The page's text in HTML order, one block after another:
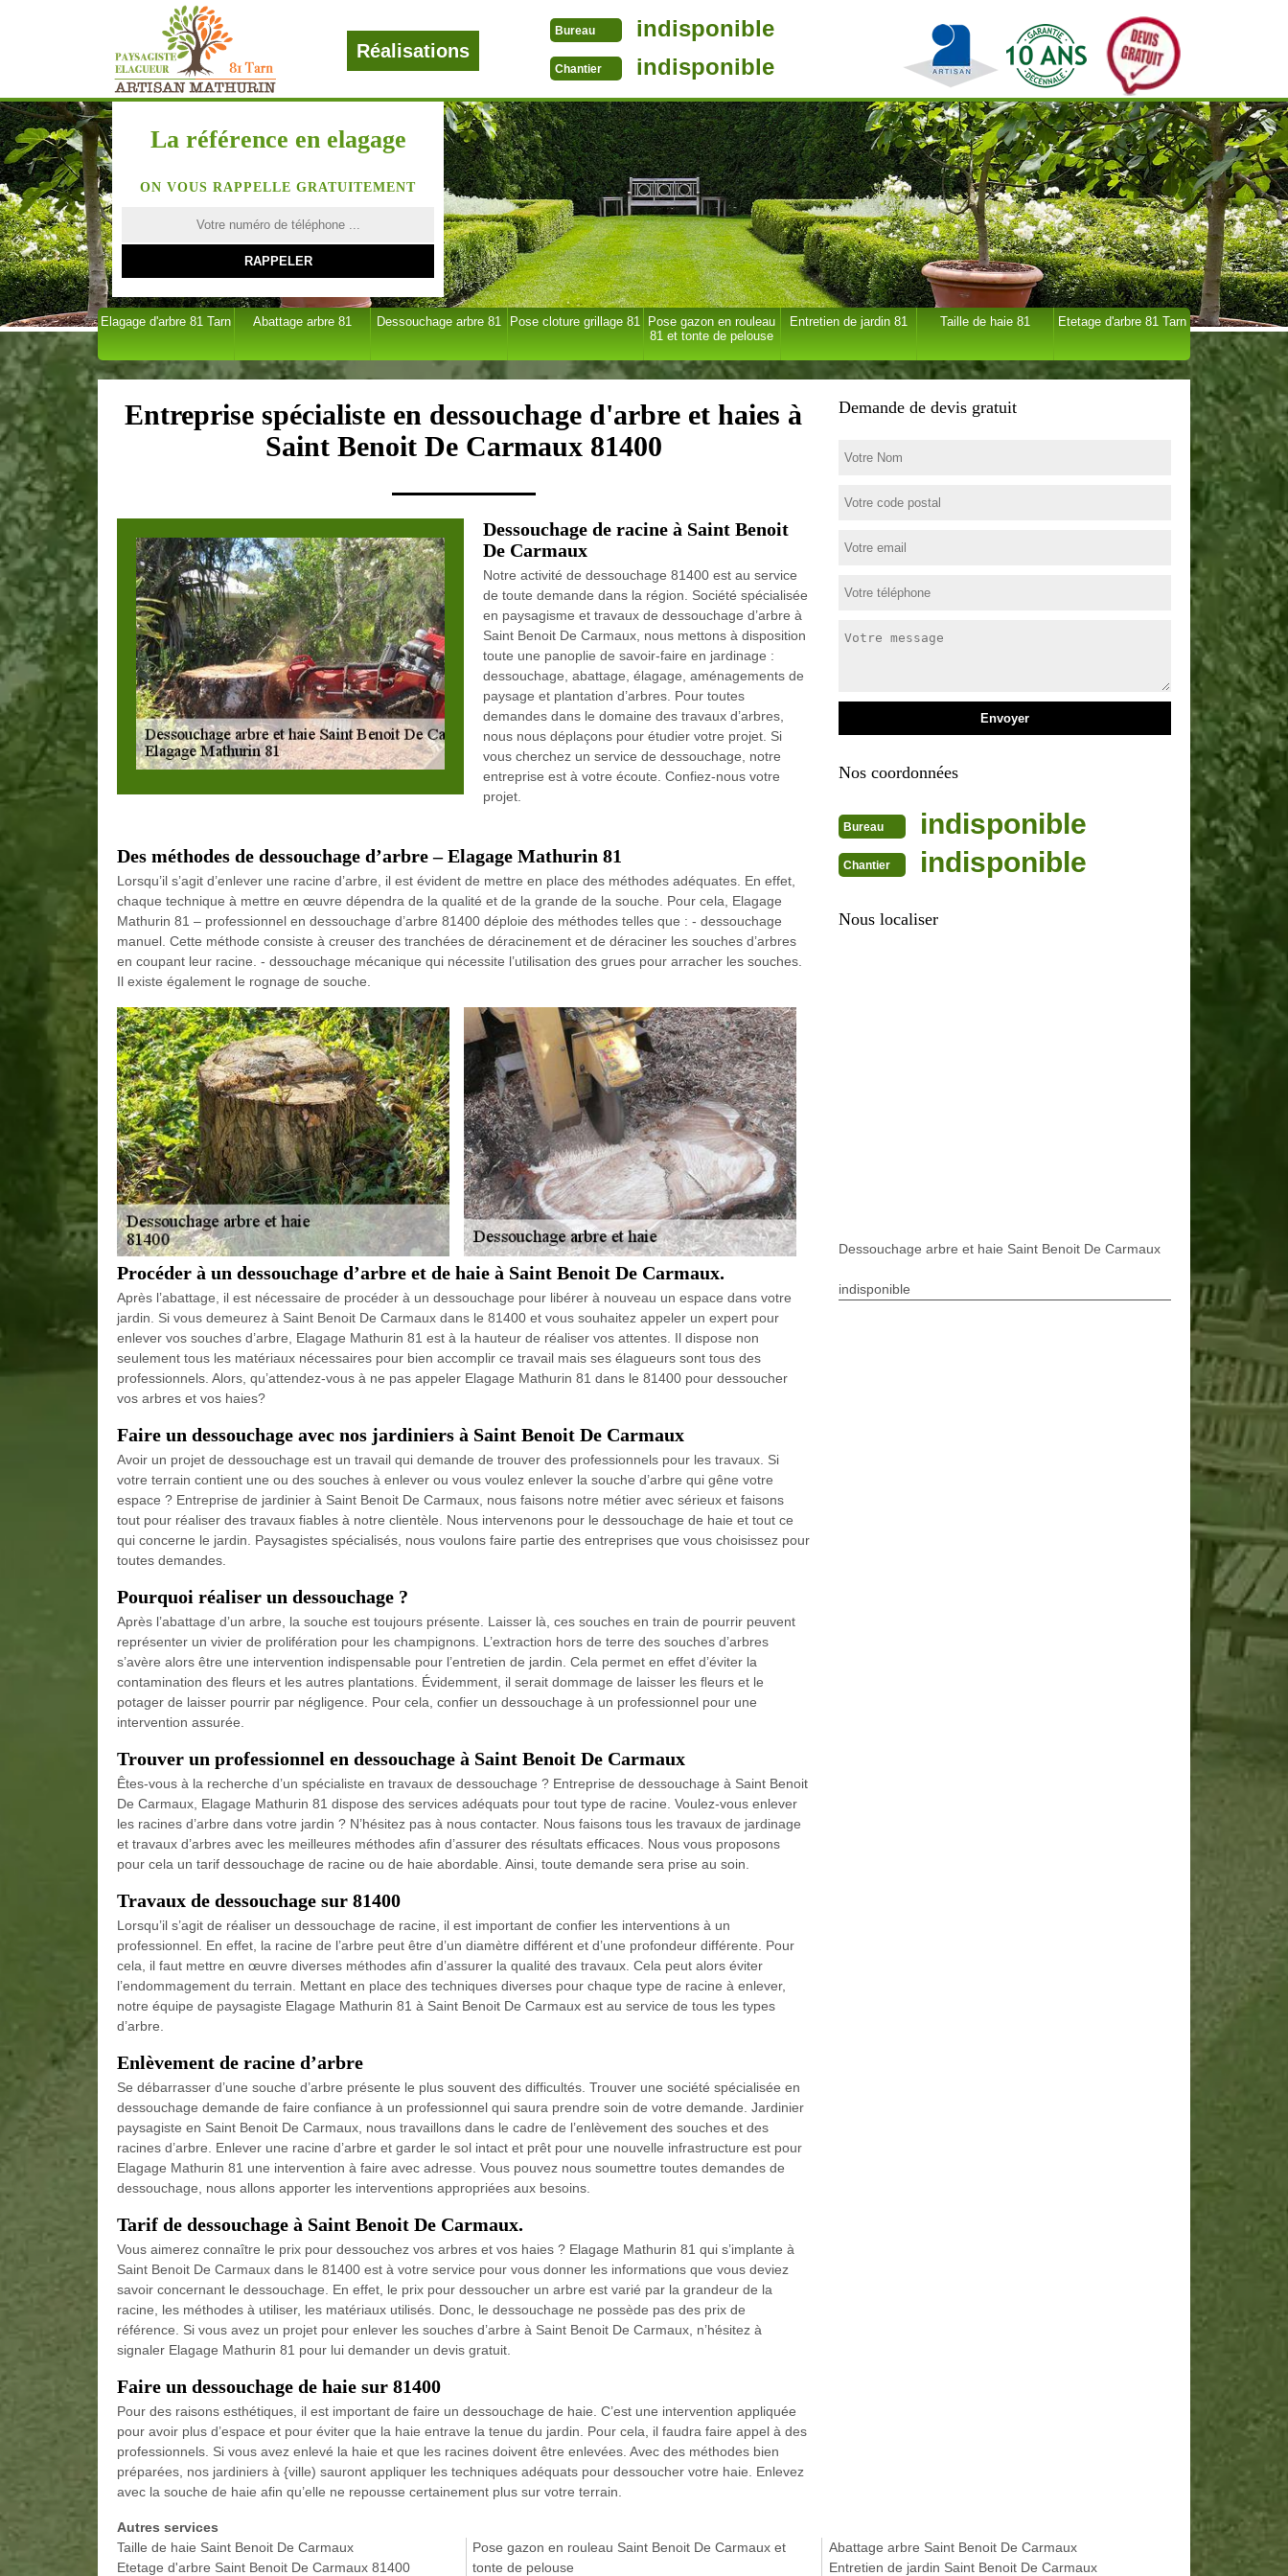
Réalisations
Bureau indisponible
Chantier indisponible
La référence en elagage
ON VOUS RAPPELLE GRATUITEMENT
Elagage d'arbre 81 Tarn Abattage arbre 81 Dessouchage arbre 81 Pose cloture grillage 81
Pose gazon en rouleau
81 et tonte de pelouse
Entretien de jardin 81 Taille de haie 81 Etetage d'arbre 81 Tarn
Entreprise spécialiste en dessouchage d'arbre et haies à
Saint Benoit De Carmaux 81400
Dessouchage de racine à Saint Benoit
De Carmaux
Notre activité de dessouchage 81400 est au service
de toute demande dans la région. Société spécialisée
en paysagisme et travaux de dessouchage d’arbre à
Saint Benoit De Carmaux, nous mettons à disposition
toute une panoplie de savoir-faire en jardinage :
dessouchage, abattage, élagage, aménagements de
paysage et plantation d’arbres. Pour toutes
demandes dans le domaine des travaux d’arbres,
nous nous déplaçons pour étudier votre projet. Si
vous cherchez un service de dessouchage, notre
entreprise est à votre écoute. Confiez-nous votre
projet.
Des méthodes de dessouchage d’arbre – Elagage Mathurin 81
Lorsqu’il s’agit d’enlever une racine d’arbre, il est évident de mettre en place des méthodes adéquates. En effet,
chaque technique à mettre en œuvre dépendra de la qualité et de la grande de la souche. Pour cela, Elagage
Mathurin 81 – professionnel en dessouchage d’arbre 81400 déploie des méthodes telles que : - dessouchage
manuel. Cette méthode consiste à creuser des tranchées de déracinement et de déraciner les souches d’arbres
en coupant leur racine. - dessouchage mécanique qui nécessite l’utilisation des grues pour arracher les souches.
Il existe également le rognage de souche.
Procéder à un dessouchage d’arbre et de haie à Saint Benoit De Carmaux.
Après l’abattage, il est nécessaire de procéder à un dessouchage pour libérer à nouveau un espace dans votre
jardin. Si vous demeurez à Saint Benoit De Carmaux dans le 81400 et vous souhaitez appeler un expert pour
enlever vos souches d’arbre, Elagage Mathurin 81 est à la hauteur de réaliser vos attentes. Il dispose non
seulement tous les matériaux nécessaires pour bien accomplir ce travail mais ses élagueurs sont tous des
professionnels. Alors, qu’attendez-vous à ne pas appeler Elagage Mathurin 81 dans le 81400 pour dessoucher
vos arbres et vos haies?
Faire un dessouchage avec nos jardiniers à Saint Benoit De Carmaux
Avoir un projet de dessouchage est un travail qui demande de trouver des professionnels pour les travaux. Si
votre terrain contient une ou des souches à enlever ou vous voulez enlever la souche d’arbre qui gêne votre
espace ? Entreprise de jardinier à Saint Benoit De Carmaux, nous faisons notre métier avec sérieux et faisons
tout pour réaliser des travaux fiables à notre clientèle. Nous intervenons pour le dessouchage de haie et tout ce
qui concerne le jardin. Paysagistes spécialisés, nous voulons faire partie des entreprises que vous choisissez pour
toutes demandes.
Pourquoi réaliser un dessouchage ?
Après l’abattage d’un arbre, la souche est toujours présente. Laisser là, ces souches en train de pourrir peuvent
représenter un vivier de prolifération pour les champignons. L’extraction hors de terre des souches d’arbres
s’avère alors être une intervention indispensable pour l’entretien de jardin. Cela permet en effet d’éviter la
contamination des fleurs et les autres plantations. Évidemment, il serait dommage de laisser les fleurs et le
potager de laisser pourrir par négligence. Pour cela, confier un dessouchage à un professionnel pour une
intervention assurée.
Trouver un professionnel en dessouchage à Saint Benoit De Carmaux
Êtes-vous à la recherche d’un spécialiste en travaux de dessouchage ? Entreprise de dessouchage à Saint Benoit
De Carmaux, Elagage Mathurin 81 dispose des services adéquats pour tout type de racine. Voulez-vous enlever
les racines d’arbre dans votre jardin ? N’hésitez pas à nous contacter. Nous faisons tous les travaux de jardinage
et travaux d’arbres avec les meilleures méthodes afin d’assurer des résultats efficaces. Nous vous proposons
pour cela un tarif dessouchage de racine ou de haie abordable. Ainsi, toute demande sera prise au soin.
Travaux de dessouchage sur 81400
Lorsqu’il s’agit de réaliser un dessouchage de racine, il est important de confier les interventions à un
professionnel. En effet, la racine de l’arbre peut être d’un diamètre différent et d’une profondeur différente. Pour
cela, il faut mettre en œuvre diverses méthodes afin d’assurer la qualité des travaux. Cela peut alors éviter
l’endommagement du terrain. Mettant en place des techniques diverses pour chaque type de racine à enlever,
notre équipe de paysagiste Elagage Mathurin 81 à Saint Benoit De Carmaux est au service de tous les types
d’arbre.
Enlèvement de racine d’arbre
Se débarrasser d’une souche d’arbre présente le plus souvent des difficultés. Trouver une société spécialisée en
dessouchage demande de faire confiance à un professionnel qui saura prendre soin de votre demande. Jardinier
paysagiste en Saint Benoit De Carmaux, nous travaillons dans le cadre de l’enlèvement des souches et des
racines d’arbre. Enlever une racine d’arbre et garder le sol intact et prêt pour une nouvelle infrastructure est pour
Elagage Mathurin 81 une intervention à faire avec adresse. Vous pouvez nous soumettre toutes demandes de
dessouchage, nous allons apporter les interventions appropriées aux besoins.
Tarif de dessouchage à Saint Benoit De Carmaux.
Vous aimerez connaître le prix pour dessouchez vos arbres et vos haies ? Elagage Mathurin 81 qui s’implante à
Saint Benoit De Carmaux dans le 81400 est à votre service pour vous donner les informations que vous deviez
savoir concernant le dessouchage. En effet, le prix pour dessoucher un arbre est varié par la grandeur de la
racine, les méthodes à utiliser, les matériaux utilisés. Donc, le dessouchage ne possède pas des prix de
référence. Si vous avez un projet pour enlever les souches d’arbre à Saint Benoit De Carmaux, n’hésitez à
signaler Elagage Mathurin 81 pour lui demander un devis gratuit.
Faire un dessouchage de haie sur 81400
Pour des raisons esthétiques, il est important de faire un dessouchage de haie. C’est une intervention appliquée
pour avoir plus d’espace et pour éviter que la haie entrave la tenue du jardin. Pour cela, il faudra faire appel à des
professionnels. Si vous avez enlevé la haie et que les racines doivent être enlevées. Avec des méthodes bien
préparées, nos jardiniers à {ville) sauront appliquer les techniques adéquats pour dessoucher votre haie. Enlevez
avec la souche de haie afin qu’elle ne repousse certainement plus sur votre terrain.
Demande de devis gratuit
Nos coordonnées
Bureau indisponible
Chantier indisponible
Nous localiser
Dessouchage arbre et haie Saint Benoit De Carmaux
indisponible
Autres services
Taille de haie Saint Benoit De Carmaux
Etetage d'arbre Saint Benoit De Carmaux 81400
Pose gazon en rouleau Saint Benoit De Carmaux et
tonte de pelouse
Abattage arbre Saint Benoit De Carmaux
Entretien de jardin Saint Benoit De Carmaux